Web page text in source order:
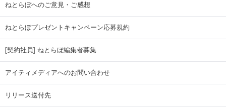
ねとらぼへのご意見・ご感想
ねとらぼプレゼントキャンペーン応募規約
[契約社員] ねとらぼ編集者募集
アイティメディアへのお問い合わせ
リリース送付先